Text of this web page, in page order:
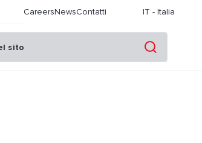
CareersNewsContatti IT - Italia